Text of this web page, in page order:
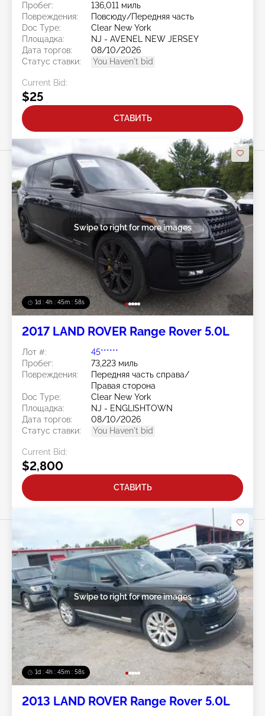
Пробег:
136,011 миль
Повреждения:
Повсюду/Передняя часть
Doc Type:
Clear New York
Площадка:
NJ - AVENEL NEW JERSEY
Дата торгов:
08/10/2026
Статус ставки:
You Haven't bid
Current Bid:
$25
СТАВИТЬ
1d : 4h : 45m : 56s
Swipe to right for more images
2017 LAND ROVER Range Rover 5.0L
Лот #:
45******
Пробег:
73,223 миль
Повреждения:
Передняя часть справа/
Правая сторона
Doc Type:
Clear New York
Площадка:
NJ - ENGLISHTOWN
Дата торгов:
08/10/2026
Статус ставки:
You Haven't bid
Current Bid:
$2,800
СТАВИТЬ
1d : 4h : 45m : 56s
Swipe to right for more images
2013 LAND ROVER Range Rover 5.0L